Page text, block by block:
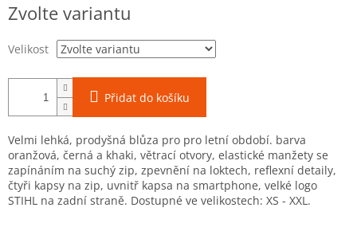
cena:
Zvolte variantu
Velikost
Přidat do košíku
Velmi lehká, prodyšná blůza pro pro letní období. barva
oranžová, černá a khaki, větrací otvory, elastické manžety se
zapínáním na suchý zip, zpevnění na loktech, reflexní detaily,
čtyři kapsy na zip, uvnitř kapsa na smartphone, velké logo
STIHL na zadní straně. Dostupné ve velikostech: XS - XXL.